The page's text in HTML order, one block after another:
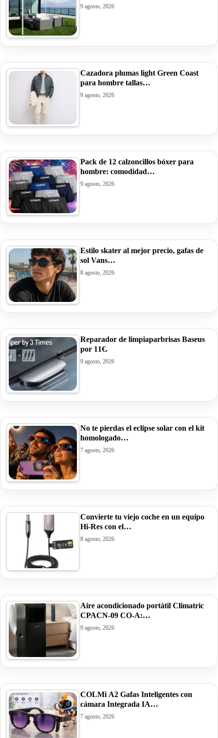
9 agosto, 2026
Cazadora plumas light Green Coast
para hombre tallas…
9 agosto, 2026
Pack de 12 calzoncillos bóxer para
hombre: comodidad…
9 agosto, 2026
Estilo skater al mejor precio, gafas de
sol Vans…
8 agosto, 2026
Reparador de limpiaparbrisas Baseus
por 11€.
9 agosto, 2026
No te pierdas el eclipse solar con el kit
homologado…
7 agosto, 2026
Convierte tu viejo coche en un equipo
Hi-Res con el…
8 agosto, 2026
Aire acondicionado portátil Climatric
CPACN-09 CO-A:…
9 agosto, 2026
COLMi A2 Gafas Inteligentes con
cámara Integrada IA…
7 agosto, 2026